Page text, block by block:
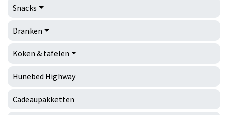
Snacks
Dranken
Koken & tafelen
Hunebed Highway
Cadeaupakketten